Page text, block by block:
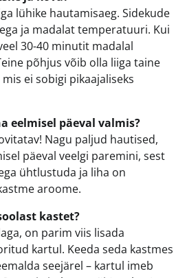
lühike hautamisaeg. Sidekude
ja madalat temperatuuri. Kui
30-40 minutit madalal
põhjus võib olla liiga taine
ei sobigi pikaajaliseks
eelmisel päeval valmis?
Nagu paljud hautised,
päeval veelgi paremini, sest
ühtlustuda ja liha on
aroome.
kastet?
on parim viis lisada
kartul. Keeda seda kastmes
seejärel – kartul imeb